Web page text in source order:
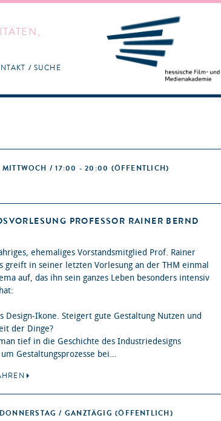
SUCHE
MITTWOCH / 17:00 - 20:00 (ÖFFENTLICH)
PROFESSOR RAINER BERND
ehemaliges Vorstandsmitglied Prof. Rainer
greift in seiner letzten Vorlesung an der THM einmal
auf, das ihn sein ganzes Leben besonders intensiv
Design-Ikone. Steigert gute Gestaltung Nutzen und
der Dinge?
tief in die Geschichte des Industriedesigns
Gestaltungsprozesse bei...
/ GANZTÄGIG(ÖFFENTLICH)